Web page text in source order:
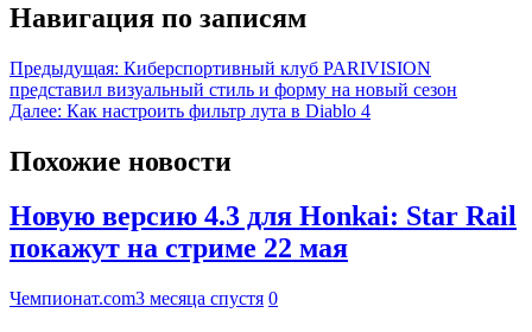
Навигация по записям
Предыдущая: Киберспортивный клуб PARIVISION
представил визуальный стиль и форму на новый сезон
Далее: Как настроить фильтр лута в Diablo 4
Похожие новости
Новую версию 4.3 для Honkai: Star Rail
покажут на стриме 22 мая
Чемпионат.com3 месяца спустя 0